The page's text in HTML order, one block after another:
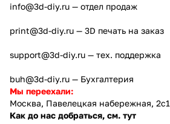
info@3d-diy.ru — отдел продаж
print@3d-diy.ru — 3D печать на заказ
support@3d-diy.ru — тех. поддержка
buh@3d-diy.ru — Бухгалтерия
Мы переехали:
Москва, Павелецкая набережная, 2с1
Как до нас добраться, см. тут